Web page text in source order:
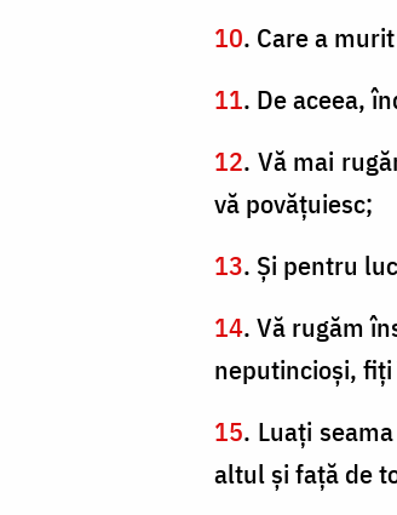
10. Care a
11. De aceea,
12. Vă mai
vă povăţuiesc;
13. Şi pentru
14. Vă rugăm
neputincioşi,
15. Luaţi
altul şi faţă de